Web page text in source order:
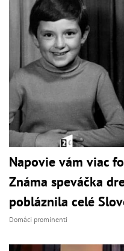
Napovie vám viac
Známa speváčka
pobláznila celé
Domáci prominenti